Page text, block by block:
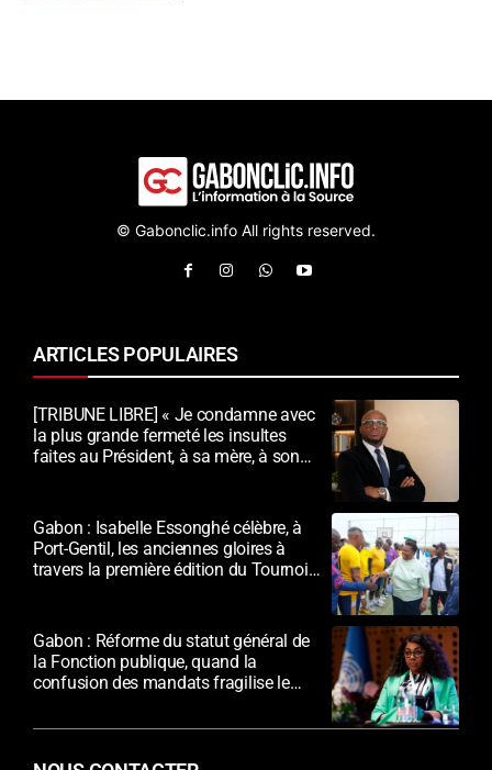
© Gabonclic.info All rights reserved.
ARTICLES POPULAIRES
[TRIBUNE LIBRE] « Je condamne avec
la plus grande fermeté les insultes
faites au Président, à sa mère, à son
Gabon : Isabelle Essonghé célèbre, à
Port-Gentil, les anciennes gloires à
travers la première édition du Tournoi
Gabon : Réforme du statut général de
la Fonction publique, quand la
confusion des mandats fragilise le